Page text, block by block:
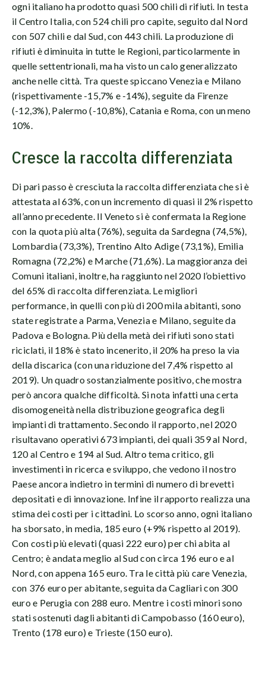
ogni italiano ha prodotto quasi 500 chili di rifiuti. In testa
il Centro Italia, con 524 chili pro capite, seguito dal Nord
con 507 chili e dal Sud, con 443 chili. La produzione di
rifiuti è diminuita in tutte le Regioni, particolarmente in
quelle settentrionali, ma ha visto un calo generalizzato
anche nelle città. Tra queste spiccano Venezia e Milano
(rispettivamente -15,7% e -14%), seguite da Firenze
(-12,3%), Palermo (-10,8%), Catania e Roma, con un meno
10%.
Cresce la raccolta differenziata
Di pari passo è cresciuta la raccolta differenziata che si è
attestata al 63%, con un incremento di quasi il 2% rispetto
all’anno precedente. Il Veneto si è confermata la Regione
con la quota più alta (76%), seguita da Sardegna (74,5%),
Lombardia (73,3%), Trentino Alto Adige (73,1%), Emilia
Romagna (72,2%) e Marche (71,6%). La maggioranza dei
Comuni italiani, inoltre, ha raggiunto nel 2020 l’obiettivo
del 65% di raccolta differenziata. Le migliori
performance, in quelli con più di 200 mila abitanti, sono
state registrate a Parma, Venezia e Milano, seguite da
Padova e Bologna. Più della metà dei rifiuti sono stati
riciclati, il 18% è stato incenerito, il 20% ha preso la via
della discarica (con una riduzione del 7,4% rispetto al
2019). Un quadro sostanzialmente positivo, che mostra
però ancora qualche difficoltà. Si nota infatti una certa
disomogeneità nella distribuzione geografica degli
impianti di trattamento. Secondo il rapporto, nel 2020
risultavano operativi 673 impianti, dei quali 359 al Nord,
120 al Centro e 194 al Sud. Altro tema critico, gli
investimenti in ricerca e sviluppo, che vedono il nostro
Paese ancora indietro in termini di numero di brevetti
depositati e di innovazione. Infine il rapporto realizza una
stima dei costi per i cittadini. Lo scorso anno, ogni italiano
ha sborsato, in media, 185 euro (+9% rispetto al 2019).
Con costi più elevati (quasi 222 euro) per chi abita al
Centro; è andata meglio al Sud con circa 196 euro e al
Nord, con appena 165 euro. Tra le città più care Venezia,
con 376 euro per abitante, seguita da Cagliari con 300
euro e Perugia con 288 euro. Mentre i costi minori sono
stati sostenuti dagli abitanti di Campobasso (160 euro),
Trento (178 euro) e Trieste (150 euro).